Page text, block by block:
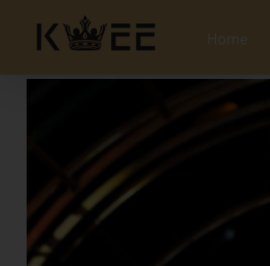
content
Home